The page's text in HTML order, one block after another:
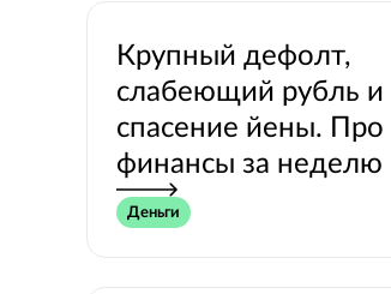
Крупный дефолт,
слабеющий рубль и
спасение йены. Про
финансы за неделю
Деньги